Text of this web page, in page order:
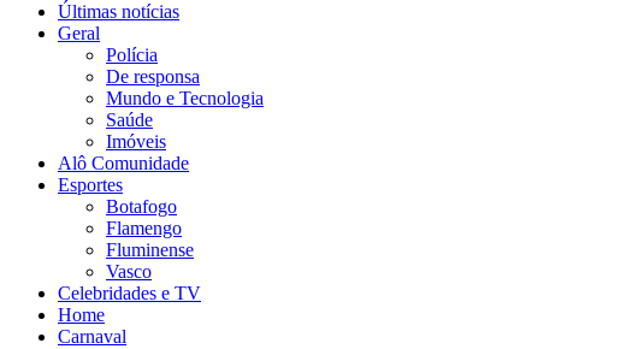
Últimas notícias
Geral
Polícia
De responsa
Mundo e Tecnologia
Saúde
Imóveis
Alô Comunidade
Esportes
Botafogo
Flamengo
Fluminense
Vasco
Celebridades e TV
Home
Carnaval